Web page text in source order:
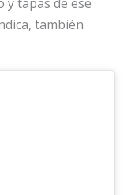
también